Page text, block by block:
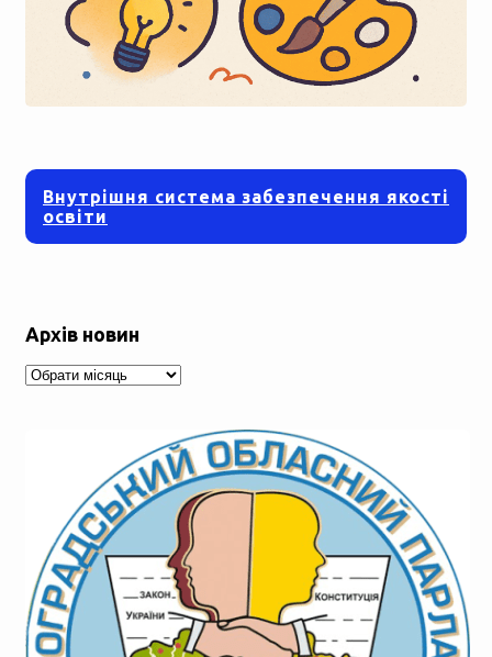
Внутрішня система забезпечення якості
освіти
Архів новин
Архів
новин